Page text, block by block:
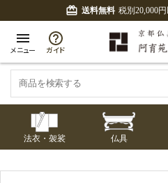
card_giftcard 送料無料 税別20,000
menu
メニュー ガイド
七条袈裟
法衣・袈裟
経本入・念珠入・式
仏具